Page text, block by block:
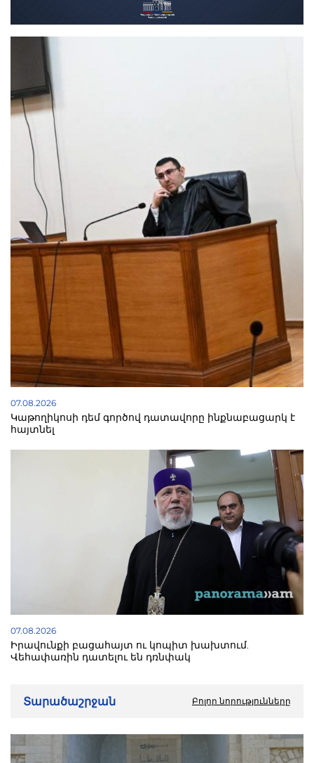
07.08.2026
Կաթողիկոսի դեմ գործով դատավորը ինքնաբացարկ է
հայտնել
07.08.2026
Իրավունքի բացահայտ ու կոպիտ խախտում.
Վեհափառին դատելու են դռնփակ
Տարածաշրջան Բոլոր նորությունները